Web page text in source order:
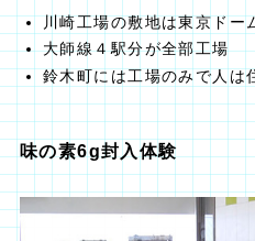
川崎工場の敷地は東京ドー
大師線４駅分が全部工場
鈴木町には工場のみで人は
味の素6g封入体験